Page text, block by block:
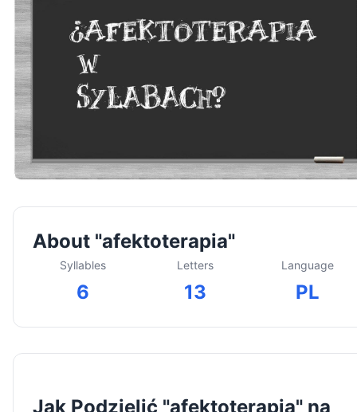
About "afektoterapia"
Syllables
6
Letters
13
Language
PL
Jak Podzielić "afektoterapia" na